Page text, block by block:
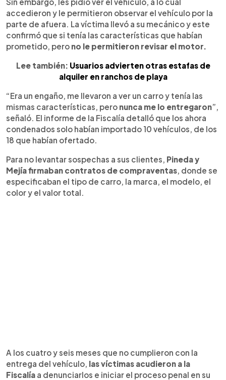
accedieron y le permitieron observar el vehículo por la
parte de afuera. La víctima llevó a su mecánico y este
confirmó que si tenía las características que habían
prometido, pero no le permitieron revisar el motor.
Lee también: Usuarios advierten otras estafas de
alquiler en ranchos de playa
“Era un engaño, me llevaron a ver un carro y tenía las
mismas características, pero nunca me lo entregaron”,
señaló. El informe de la Fiscalía detalló que los ahora
condenados solo habían importado 10 vehículos, de los
18 que habían ofertado.
Para no levantar sospechas a sus clientes, Pineda y
Mejía firmaban contratos de compraventas, donde se
especificaban el tipo de carro, la marca, el modelo, el
color y el valor total.
A los cuatro y seis meses que no cumplieron con la
entrega del vehículo, las víctimas acudieron a la
Fiscalía a denunciarlos e iniciar el proceso penal en su